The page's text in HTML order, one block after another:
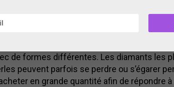
pas y avoir de broderie diamant.
de formes différentes. Les diamants les
peuvent parfois se perdre ou s’égarer
en grande quantité afin de répondre à